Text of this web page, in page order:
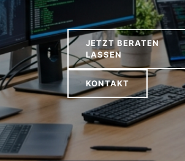
JETZT BERATEN
LASSEN
KONTAKT